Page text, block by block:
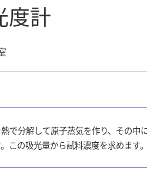
度計
で分解して原子蒸気を作り、その
この吸光量から試料濃度を求めます